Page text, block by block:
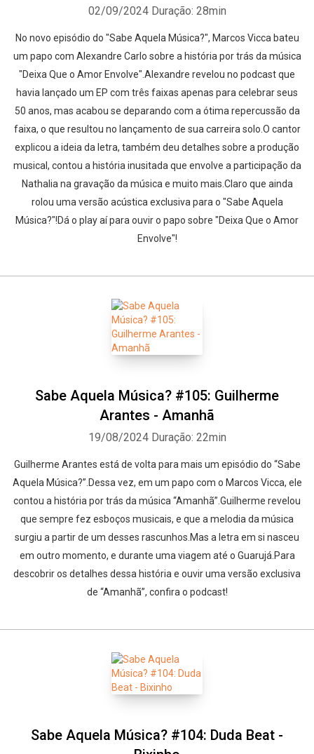
02/09/2024 Duração: 28min
No novo episódio do "Sabe Aquela Música?", Marcos Vicca bateu
um papo com Alexandre Carlo sobre a história por trás da música
"Deixa Que o Amor Envolve".Alexandre revelou no podcast que
havia lançado um EP com três faixas apenas para celebrar seus
50 anos, mas acabou se deparando com a ótima repercussão da
faixa, o que resultou no lançamento de sua carreira solo.O cantor
explicou a ideia da letra, também deu detalhes sobre a produção
musical, contou a história inusitada que envolve a participação da
Nathalia na gravação da música e muito mais.Claro que ainda
rolou uma versão acústica exclusiva para o "Sabe Aquela
Música?"!Dá o play aí para ouvir o papo sobre "Deixa Que o Amor
Envolve"!
Sabe Aquela Música? #105: Guilherme
Arantes - Amanhã
19/08/2024 Duração: 22min
Guilherme Arantes está de volta para mais um episódio do “Sabe
Aquela Música?”.Dessa vez, em um papo com o Marcos Vicca, ele
contou a história por trás da música “Amanhã”.Guilherme revelou
que sempre fez esboços musicais, e que a melodia da música
surgiu a partir de um desses rascunhos.Mas a letra em si nasceu
em outro momento, e durante uma viagem até o Guarujá.Para
descobrir os detalhes dessa história e ouvir uma versão exclusiva
de “Amanhã”, confira o podcast!
Sabe Aquela Música? #104: Duda Beat -